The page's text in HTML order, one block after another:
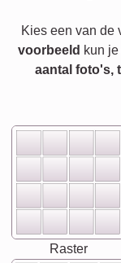
Kies een van de
voorbeeld kun
aantal foto's,
Raster